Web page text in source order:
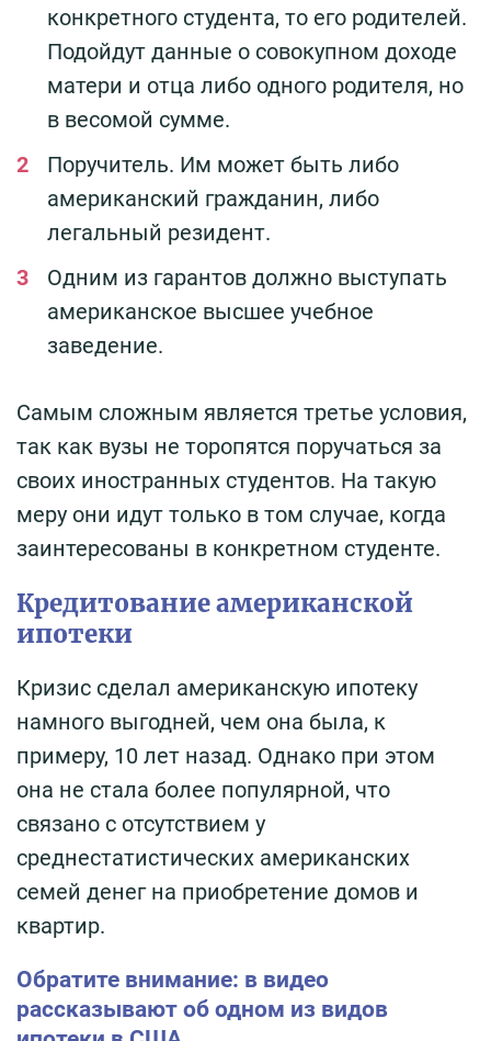
конкретного студента, то его родителей.
Подойдут данные о совокупном доходе
матери и отца либо одного родителя, но
в весомой сумме.
Поручитель. Им может быть либо
американский гражданин, либо
легальный резидент.
Одним из гарантов должно выступать
американское высшее учебное
заведение.
Самым сложным является третье условия,
так как вузы не торопятся поручаться за
своих иностранных студентов. На такую
меру они идут только в том случае, когда
заинтересованы в конкретном студенте.
Кредитование американской
ипотеки
Кризис сделал американскую ипотеку
намного выгодней, чем она была, к
примеру, 10 лет назад. Однако при этом
она не стала более популярной, что
связано с отсутствием у
среднестатистических американских
семей денег на приобретение домов и
квартир.
Обратите внимание: в видео
рассказывают об одном из видов